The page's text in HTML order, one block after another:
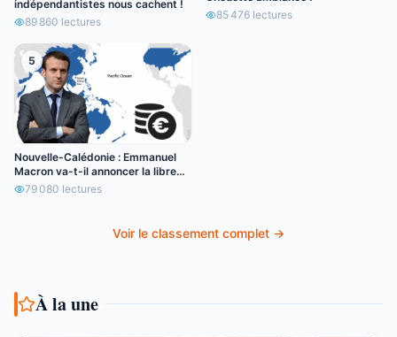
indépendantistes nous cachent !
89 860 lectures
85 476 lectures
5
Nouvelle-Calédonie : Emmanuel
Macron va-t-il annoncer la libre
circulation de l’euro ?
79 080 lectures
Voir le classement complet →
À la une